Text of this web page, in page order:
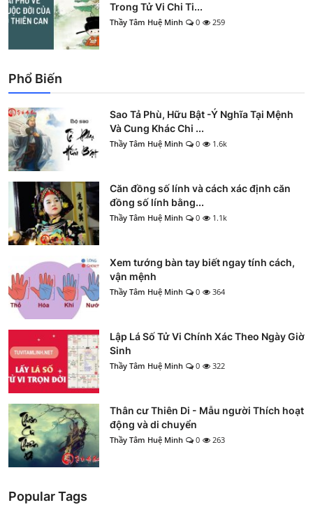
Trong Tử Vi Chi Ti...
Thầy Tâm Huệ Minh 0 259
Phổ Biến
Sao Tả Phù, Hữu Bật -Ý Nghĩa Tại Mệnh
Và Cung Khác Chi ...
Thầy Tâm Huệ Minh 0 1.6k
Căn đồng số lính và cách xác định căn
đồng số lính bằng...
Thầy Tâm Huệ Minh 0 1.1k
Xem tướng bàn tay biết ngay tính cách,
vận mệnh
Thầy Tâm Huệ Minh 0 364
Lập Lá Số Tử Vi Chính Xác Theo Ngày Giờ
Sinh
Thầy Tâm Huệ Minh 0 322
Thân cư Thiên Di - Mẫu người Thích hoạt
động và di chuyển
Thầy Tâm Huệ Minh 0 263
Popular Tags